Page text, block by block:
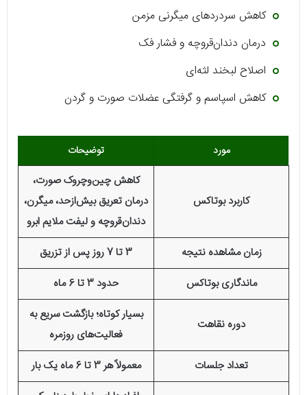
کاهش سردردهای میگرنی مزمن
درمان دندان‌قروچه و فشار فک
اصلاح لبخند لثه‌ای
کاهش اسپاسم و گرفتگی عضلات صورت و گردن
مورد توضیحات
کاربرد بوتاکس
کاهش چین‌وچروک صورت،
درمان تعریق بیش‌ازحد، میگرن،
دندان‌قروچه و لیفت ملایم ابرو
زمان مشاهده نتیجه
3 تا 7 روز پس از تزریق
ماندگاری بوتاکس
حدود 3 تا 6 ماه
دوره نقاهت
بسیار کوتاه؛ بازگشت سریع به
فعالیت‌های روزمره
تعداد جلسات
معمولاً هر 3 تا 6 ماه یک بار